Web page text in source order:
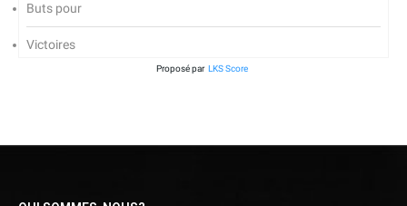
Buts pour
Victoires
Proposé par LKS Score